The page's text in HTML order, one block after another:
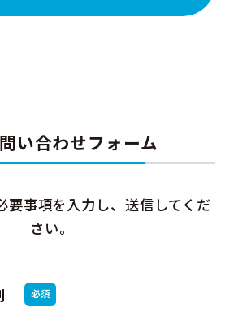
い合わせフォーム
要事項を入力し、送信してくだ
さい。
必須